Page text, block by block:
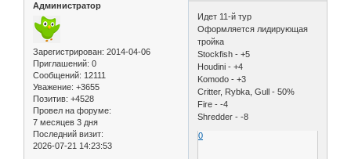
Администратор
Зарегистрирован: 2014-04-06
Приглашений: 0
Сообщений: 12111
Уважение: +3655
Позитив: +4528
Провел на форуме:
7 месяцев 3 дня
Последний визит:
2026-07-21 14:23:53
Идет 11-й тур
Оформляется лидирующая
тройка
Stockfish - +5
Houdini - +4
Komodo - +3
Critter, Rybka, Gull - 50%
Fire - -4
Shredder - -8
0